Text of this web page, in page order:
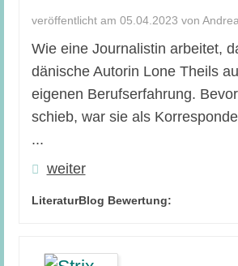
veröffentlicht am 05.04.2023 von
Wie eine Journalistin arbeitet,
dänische Autorin Lone Theils
eigenen Berufserfahrung.
schieb, war sie als
...
weiter
LiteraturBlog Bewertung: